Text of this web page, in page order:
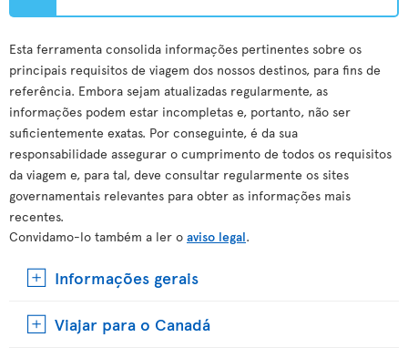
Esta ferramenta consolida informações pertinentes sobre os
principais requisitos de viagem dos nossos destinos, para fins de
referência. Embora sejam atualizadas regularmente, as
informações podem estar incompletas e, portanto, não ser
suficientemente exatas. Por conseguinte, é da sua
responsabilidade assegurar o cumprimento de todos os requisitos
da viagem e, para tal, deve consultar regularmente os sites
governamentais relevantes para obter as informações mais
recentes.
Convidamo-lo também a ler o aviso legal.
Informações gerais
Viajar para o Canadá